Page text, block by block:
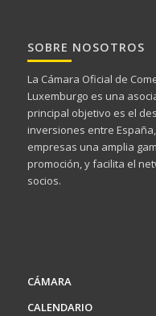
SOBRE NOSOTROS
La Cámara Oficial de
Luxemburgo es una
principal objetivo es el
inversiones entre
empresas una amplia
promoción, y facilita el
socios.
CÁMARA
CALENDARIO